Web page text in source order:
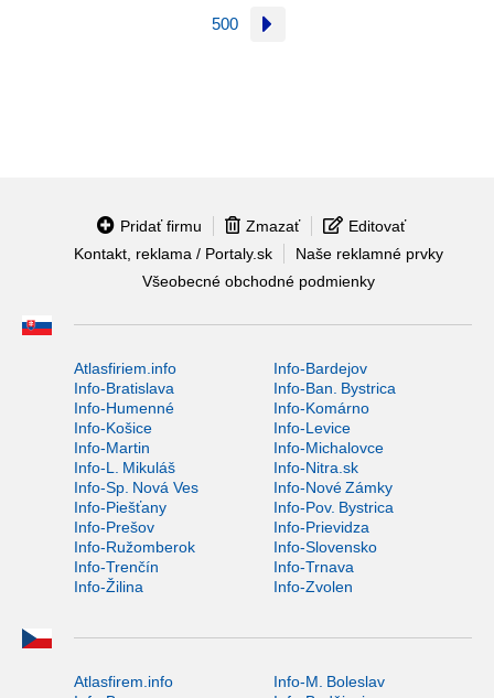
500
Pridať firmu Zmazať
Editovať
Kontakt, reklama / Portaly.sk
Naše reklamné prvky
Všeobecné obchodné podmienky
Atlasfiriem.info
Info-Bardejov
Info-Bratislava
Info-Ban. Bystrica
Info-Humenné
Info-Komárno
Info-Košice
Info-Levice
Info-Martin
Info-Michalovce
Info-L. Mikuláš
Info-Nitra.sk
Info-Sp. Nová Ves
Info-Nové Zámky
Info-Piešťany
Info-Pov. Bystrica
Info-Prešov
Info-Prievidza
Info-Ružomberok
Info-Slovensko
Info-Trenčín
Info-Trnava
Info-Žilina
Info-Zvolen
Atlasfirem.info
Info-M. Boleslav